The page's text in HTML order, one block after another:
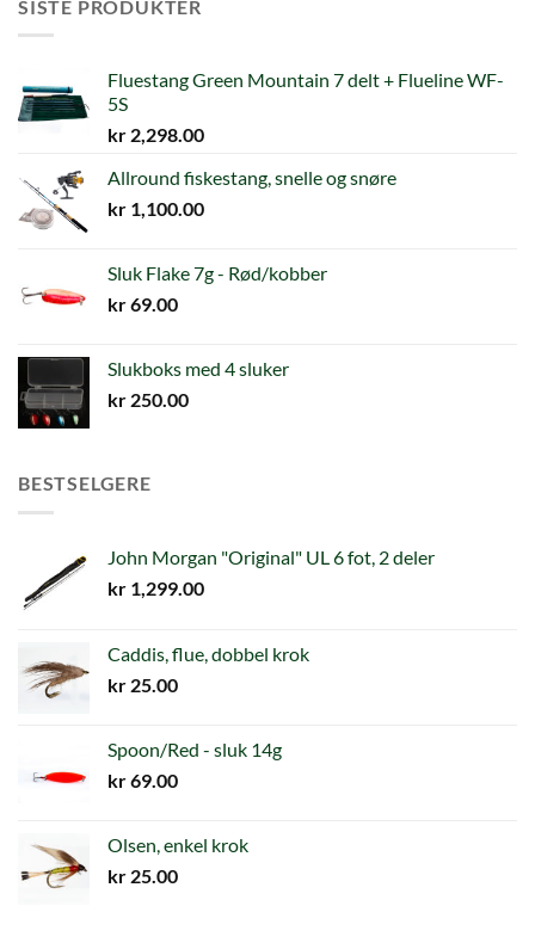
SISTE PRODUKTER
Fluestang Green Mountain 7 delt + Flueline WF-
5S
kr 2,298.00
Allround fiskestang, snelle og snøre
kr 1,100.00
Sluk Flake 7g - Rød/kobber
kr69.00
Slukboks med 4 sluker
kr 250.00
BESTSELGERE
John Morgan "Original" UL 6 fot, 2 deler
kr 1,299.00
Caddis, flue, dobbel krok
kr 25.00
Spoon/Red - sluk 14g
kr69.00
Olsen, enkel krok
kr 25.00